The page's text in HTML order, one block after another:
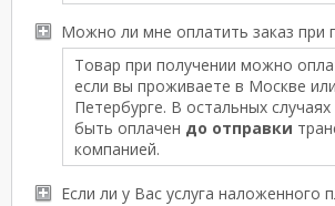
Можно ли мне оплатить заказ при
Товар при получении можно
если вы проживаете в Москве
Петербурге. В остальных
быть оплачен до отправки
компанией.
Если ли у Вас услуга наложенного